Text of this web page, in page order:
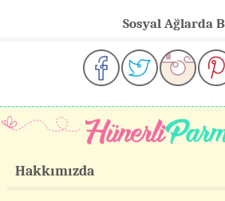
Sosyal Ağlarda
Hakkımızda